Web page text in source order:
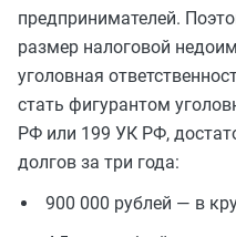
предпринимателей.
размер налоговой
уголовная
стать фигурантом
РФ или 199 УК РФ,
долгов за три года:
900 000 рублей — в